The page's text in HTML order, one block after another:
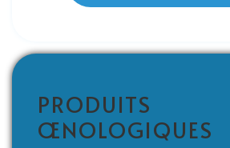
PRODUITS
ŒNOLOGIQUES